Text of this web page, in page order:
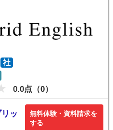
社
0.0点（0）
ッ
無料体験・資料請求を
する